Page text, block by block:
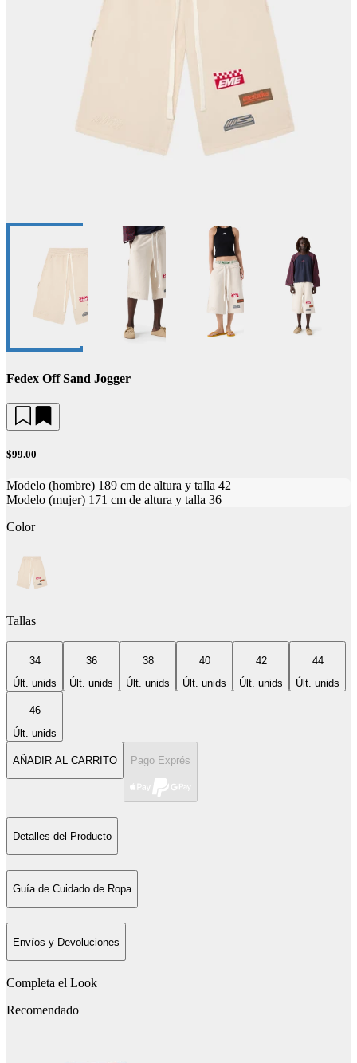
Fedex Off Sand Jogger
$99.00
Modelo (hombre) 189 cm de altura y talla 42
Modelo (mujer) 171 cm de altura y talla 36
Color
Tallas
34
Últ. unids
36
Últ. unids
38
Últ. unids
40
Últ. unids
42
Últ. unids
44
Últ. unids
46
Últ. unids
AÑADIR AL CARRITO Pago Exprés
Detalles del Producto
Guía de Cuidado de Ropa
Envíos y Devoluciones
Completa el Look
Recomendado